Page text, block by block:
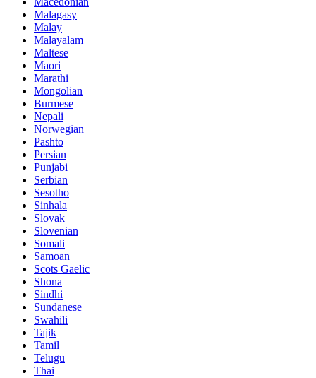
Malagasy
Malay
Malayalam
Maltese
Maori
Marathi
Mongolian
Burmese
Nepali
Norwegian
Pashto
Persian
Punjabi
Serbian
Sesotho
Sinhala
Slovak
Slovenian
Somali
Samoan
Scots Gaelic
Shona
Sindhi
Sundanese
Swahili
Tajik
Tamil
Telugu
Thai